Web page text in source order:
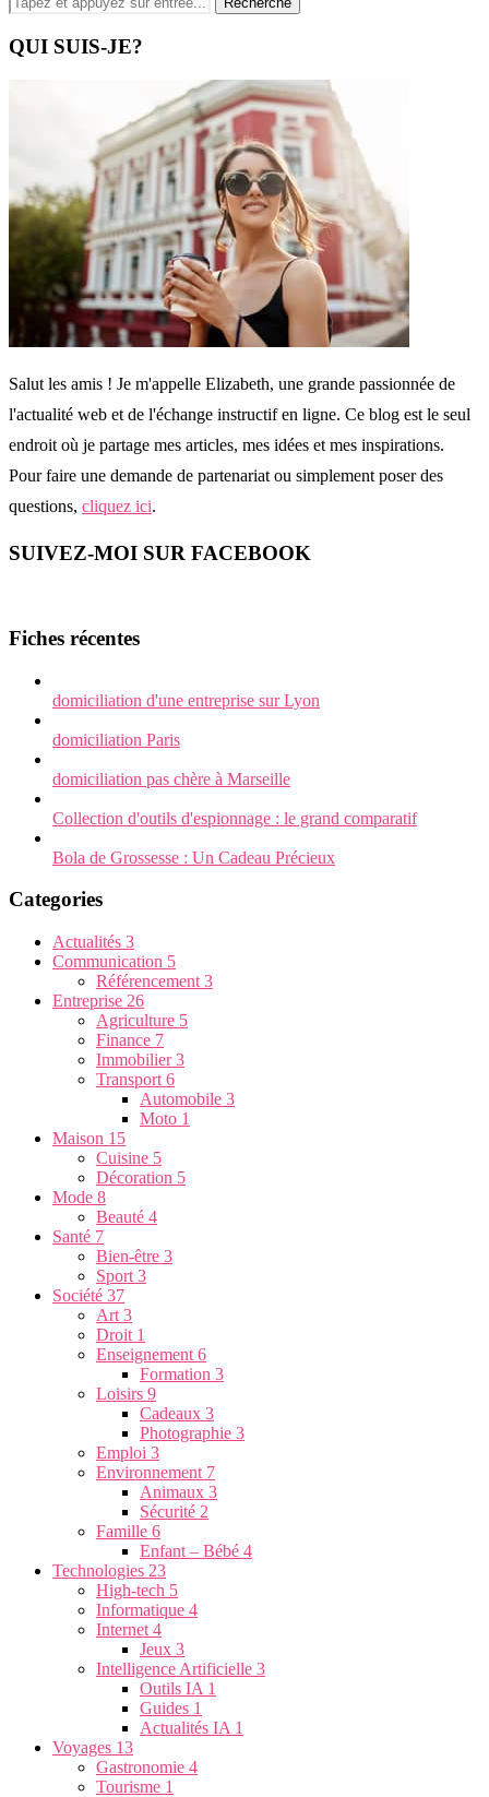
QUI SUIS-JE?
Salut les amis ! Je m'appelle Elizabeth, une grande passionnée de
l'actualité web et de l'échange instructif en ligne. Ce blog est le seul
endroit où je partage mes articles, mes idées et mes inspirations.
Pour faire une demande de partenariat ou simplement poser des
questions, cliquez ici.
SUIVEZ-MOI SUR FACEBOOK
Fiches récentes
domiciliation d'une entreprise sur Lyon
domiciliation Paris
domiciliation pas chère à Marseille
Collection d'outils d'espionnage : le grand comparatif
Bola de Grossesse : Un Cadeau Précieux
Categories
Actualités 3
Communication 5
Référencement 3
Entreprise 26
Agriculture 5
Finance 7
Immobilier3
Transport 6
Automobile 3
Moto 1
Maison 15
Cuisine 5
Décoration 5
Mode 8
Beauté 4
Santé 7
Bien-être 3
Sport 3
Société 37
Art 3
Droit 1
Enseignement 6
Formation 3
Loisirs 9
Cadeaux 3
Photographie 3
Emploi 3
Environnement 7
Animaux 3
Sécurité 2
Famille 6
Enfant – Bébé 4
Technologies 23
High-tech 5
Informatique 4
Internet 4
Jeux 3
Intelligence Artificielle 3
Outils IA 1
Guides 1
Actualités IA 1
Voyages 13
Gastronomie 4
Tourisme 1